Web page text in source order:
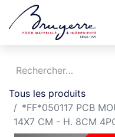
Tous les produits
*FF*050117 PCB
14X7 CM - H. 8CM